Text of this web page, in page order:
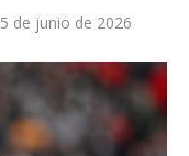
de junio de 2026